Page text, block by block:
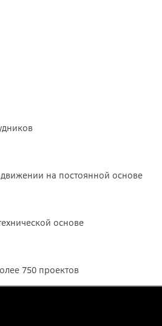
на постоянной основе
основе
750 проектов